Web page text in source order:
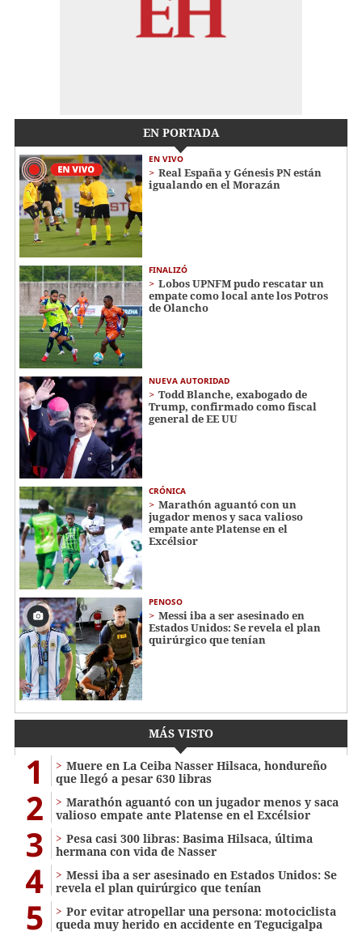
EN PORTADA
EN VIVO
Real España y Génesis PN están
igualando en el Morazán
FINALIZÓ
Lobos UPNFM pudo rescatar un
empate como local ante los Potros
de Olancho
NUEVA AUTORIDAD
Todd Blanche, exabogado de
Trump, confirmado como fiscal
general de EE UU
CRÓNICA
Marathón aguantó con un
jugador menos y saca valioso
empate ante Platense en el
Excélsior
PENOSO
Messi iba a ser asesinado en
Estados Unidos: Se revela el plan
quirúrgico que tenían
MÁS VISTO
1
Muere en La Ceiba Nasser Hilsaca, hondureño
que llegó a pesar 630 libras
2
Marathón aguantó con un jugador menos y saca
valioso empate ante Platense en el Excélsior
3
Pesa casi 300 libras: Basima Hilsaca, última
hermana con vida de Nasser
4
Messi iba a ser asesinado en Estados Unidos: Se
revela el plan quirúrgico que tenían
5
Por evitar atropellar una persona: motociclista
queda muy herido en accidente en Tegucigalpa